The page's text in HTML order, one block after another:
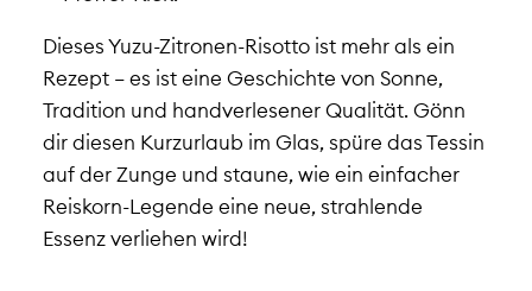
Dieses Yuzu-Zitronen-Risotto ist mehr als ein
Rezept – es ist eine Geschichte von Sonne,
Tradition und handverlesener Qualität. Gönn
dir diesen Kurzurlaub im Glas, spüre das Tessin
auf der Zunge und staune, wie ein einfacher
Reiskorn-Legende eine neue, strahlende
Essenz verliehen wird!